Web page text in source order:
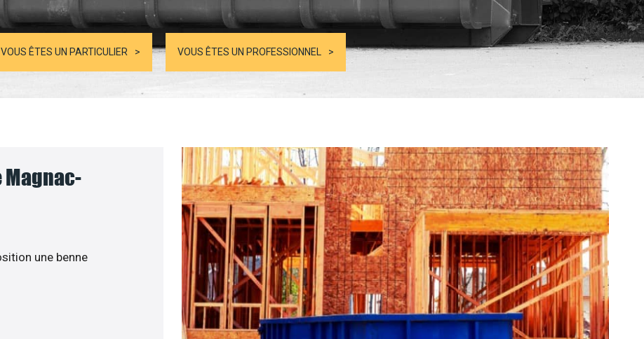
VOUS ÊTES UN PARTICULIER VOUS ÊTES UN PROFESSIONNEL
Magnac-
une benne